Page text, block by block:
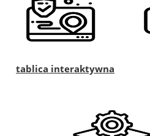
tablica interaktywna